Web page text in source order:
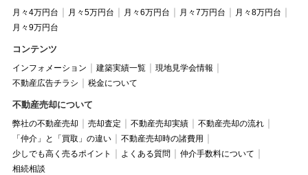
月々4万円台 月々5万円台 月々6万円台 月々7万円台
月々8万円台
月々9万円台
コンテンツ
インフォメーション 建築実績一覧
現地見学会情報
不動産広告チラシ
税金について
不動産売却について
弊社の不動産売却 売却査定 不動産売却実績
不動産売却の流れ
「仲介」と「買取」の違い
不動産売却時の諸費用
少しでも高く売るポイント
よくある質問
仲介手数料について
相続相談